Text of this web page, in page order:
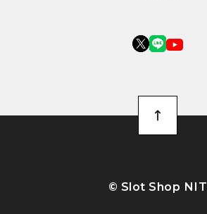
©︎ Slot Shop NIT